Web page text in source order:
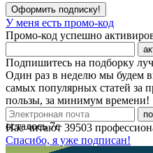
Оформить подписку!
У меня есть промо-код
Промо-код успешно
Подпишитесь на подборку
Один раз в неделю мы будем
самых популярных статей
пользы, за минимум времени!
Нас читают 39503
Спасибо, я уже подписан!
осталось7с